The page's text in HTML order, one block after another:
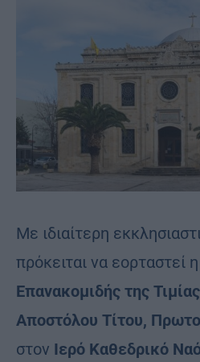
Με ιδιαίτερη
πρόκειται να εορταστεί
Επανακομιδής της
Αποστόλου Τίτου,
στον Ιερό Καθεδρικό